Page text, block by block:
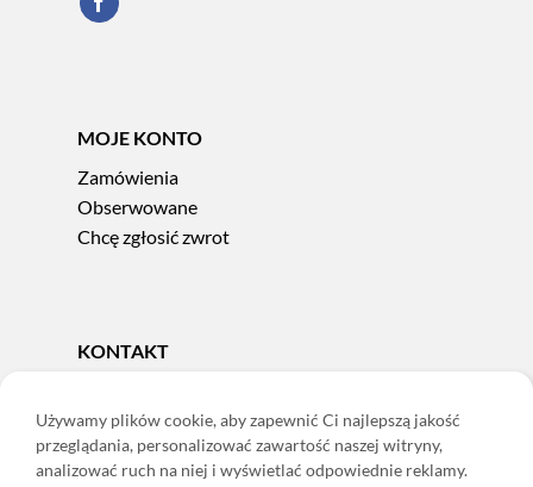
MOJE KONTO
Zamówienia
Obserwowane
Chcę zgłosić zwrot
KONTAKT
e-mail:sklep@adoris.pl
poniedziałek - piątek 8:00-16:00
Używamy plików cookie, aby zapewnić Ci najlepszą jakość
przeglądania, personalizować zawartość naszej witryny,
analizować ruch na niej i wyświetlać odpowiednie reklamy.